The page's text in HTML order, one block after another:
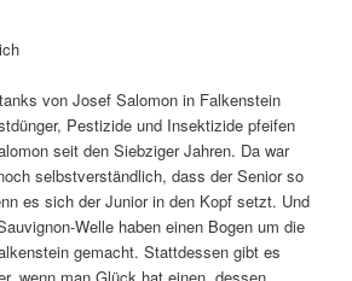
von Josef Salomon in Falkenstein
Pestizide und Insektizide pfeifen
seit den Siebziger Jahren. Da war
selbstverständlich, dass der Senior so
es sich der Junior in den Kopf setzt. Und
Welle haben einen Bogen um die
gemacht. Stattdessen gibt es